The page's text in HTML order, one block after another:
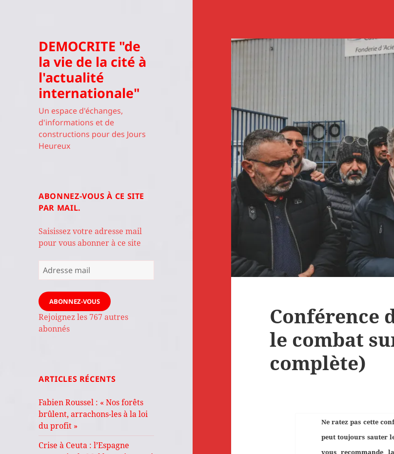
DEMOCRITE "de
la vie de la cité à
l'actualité
internationale"
Un espace d'échanges,
d'informations et de
constructions pour des Jours
Heureux
ABONNEZ-VOUS À CE SITE
PAR MAIL.
Saisissez votre adresse mail
pour vous abonner à ce site
Adresse
mail
ABONNEZ-VOUS
Rejoignez les 767 autres
abonnés
ARTICLES RÉCENTS
Fabien Roussel : « Nos forêts
brûlent, arrachons-les à la loi
du profit »
Crise à Ceuta : l’Espagne
Conférence
le combat
complète)
Ne ratez pas cette
peut toujours sauter
vous recommande